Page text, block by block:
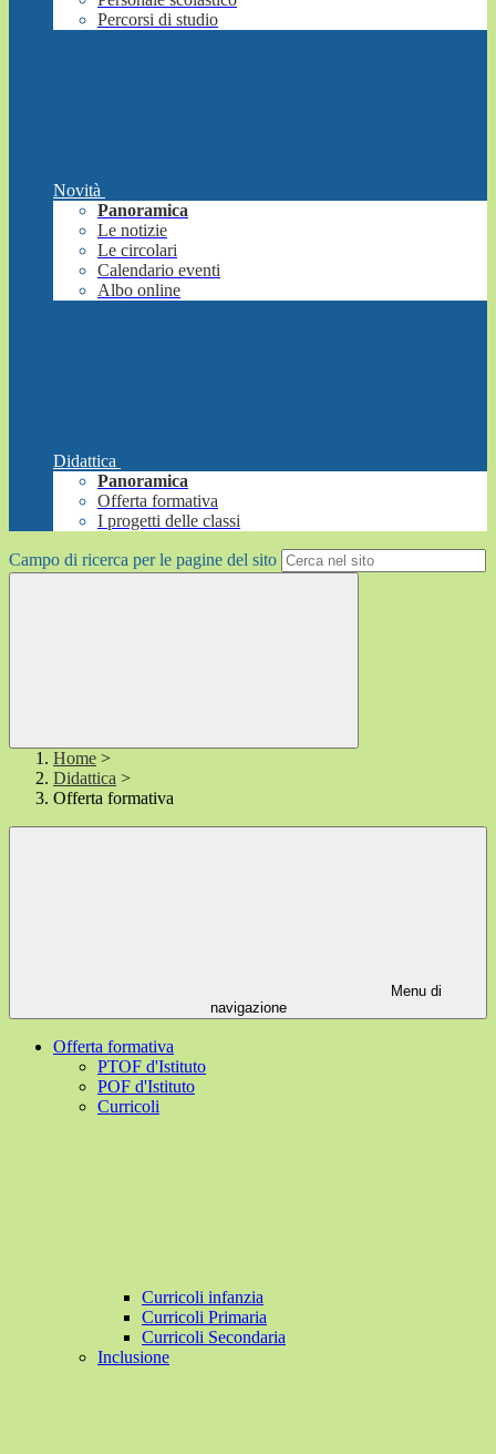
Percorsi di studio
Novità
Panoramica
Le notizie
Le circolari
Calendario eventi
Albo online
Didattica
Panoramica
Offerta formativa
I progetti delle classi
Campo di ricerca per le pagine del sito
Home >
Didattica >
Offerta formativa
Menu di
navigazione
Offerta formativa
PTOF d'Istituto
POF d'Istituto
Curricoli
Curricoli infanzia
Curricoli Primaria
Curricoli Secondaria
Inclusione